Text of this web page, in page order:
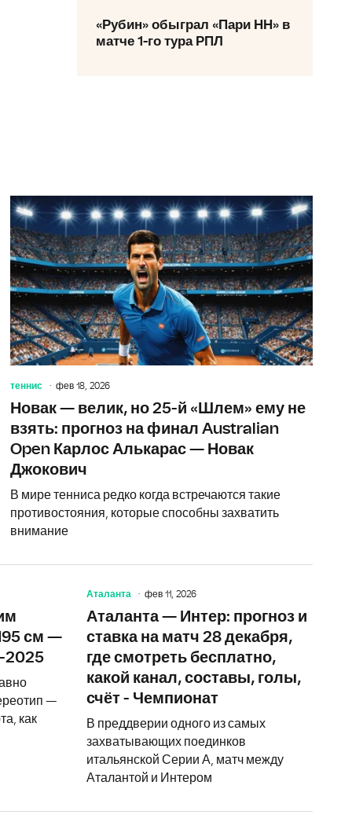
«Рубин» обыграл «Пари НН» в
матче 1-го тура РПЛ
любви Сергея Розанова и Полины Шубодёровой: как«Спартак»
теннис фев 18, 2026
Новак — велик, но 25-й «Шлем» ему не
взять: прогноз на финал Australian
Open Карлос Алькарас — Новак
Джокович
В мире тенниса редко когда встречаются такие
противостояния, которые способны захватить
внимание
Ларионова, «Динамо» продолжит падение. Экспресс на КХЛ
Ливерпуль уверенно продлит победную серию,
см —
2025
—
как
Аталанта фев 11, 2026
Аталанта — Интер: прогноз и
ставка на матч 28 декабря,
где смотреть бесплатно,
какой канал, составы, голы,
счёт - Чемпионат
В преддверии одного из самых
захватывающих поединков
итальянской Серии А, матч между
Аталантой и Интером